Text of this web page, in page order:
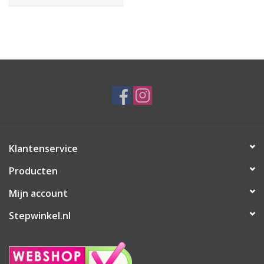
aangepast aan de pols en natuurlijke grip, zodat je polsen niet
microtrillingen die tijdens het steppen ontstaan, voor maximaal
Klantenservice
Producten
Mijn account
Stepwinkel.nl